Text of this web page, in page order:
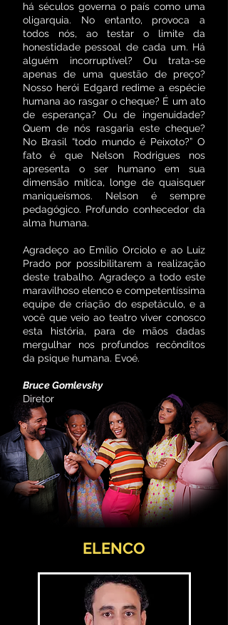
há séculos governa o país como uma
oligarquia. No entanto, provoca a
todos nós, ao testar o limite da
honestidade pessoal de cada um. Há
alguém incorruptível? Ou trata-se
apenas de uma questão de preço?
Nosso herói Edgard redime a espécie
humana ao rasgar o cheque? É um ato
de esperança? Ou de ingenuidade?
Quem de nós rasgaria este cheque?
No Brasil “todo mundo é Peixoto?” O
fato é que Nelson Rodrigues nos
apresenta o ser humano em sua
dimensão mítica, longe de quaisquer
maniqueísmos. Nelson é sempre
pedagógico. Profundo conhecedor da
alma humana.
Agradeço ao Emílio Orciolo e ao Luiz
Prado por possibilitarem a realização
deste trabalho. Agradeço a todo este
maravilhoso elenco e competentíssima
equipe de criação do espetáculo, e a
você que veio ao teatro viver conosco
esta história, para de mãos dadas
mergulhar nos profundos recônditos
da psique humana. Evoé.
Bruce Gomlevsky
Diretor
ELENCO